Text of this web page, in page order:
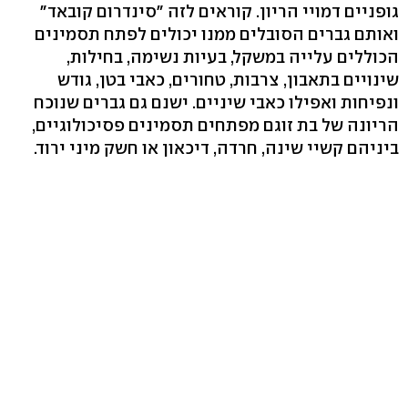
גופניים דמויי הריון. קוראים לזה "סינדרום קובאד"
ואותם גברים הסובלים ממנו יכולים לפתח תסמינים
הכוללים עלייה במשקל, בעיות נשימה, בחילות,
שינויים בתאבון, צרבות, טחורים, כאבי בטן, גודש
ונפיחות ואפילו כאבי שיניים. ישנם גם גברים שנוכח
הריונה של בת זוגם מפתחים תסמינים פסיכולוגיים,
ביניהם קשיי שינה, חרדה, דיכאון או חשק מיני ירוד.